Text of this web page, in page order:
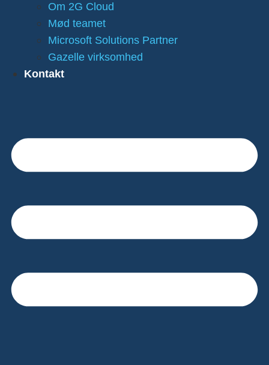
Om 2G Cloud
Mød teamet
Microsoft Solutions Partner
Gazelle virksomhed
Kontakt